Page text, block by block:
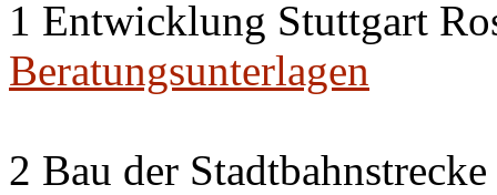
1 Entwicklung Stuttgart
Beratungsunterlagen
2 Bau der